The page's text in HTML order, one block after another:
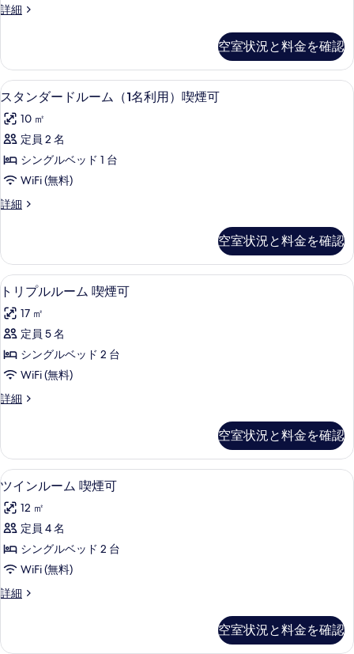
る
真
示
す
る
ー
（2
名
利
用）
喫
煙
可
の
て
の
写
真
を
表
す
詳細
ス
ー
ド
ル
ム
（2
利
用）
煙
細
空室状況と料金を確認
ス
タ
ン
ダ
ー
ル
ム
（1
名
利
用）
喫
煙
可
べ
て
の
写
真
を
示
る
デスク、遮光カーテン、WiFi (無料)
1
スタンダードルーム（1名利用）喫煙可
10 ㎡
定員 2 名
シングルベッド 1 台
WiFi (無料)
詳細
ス
ー
ド
ル
ム
（1
利
用）
煙
細
空室状況と料金を確認
ト
リ
プ
ル
ル
ム
煙
可
の
す
べ
て
の
写
デスク、遮光カーテン、WiFi (無料)
1
トリプルルーム 喫煙可
17 ㎡
定員 5 名
シングルベッド 2 台
WiFi (無料)
詳細
ト
ル
ー
ム
煙
可
詳
細
空室状況と料金を確認
ツ
イ
ン
ル
ー
喫
可
デスク、遮光カーテン、WiFi (無料)
1
ツインルーム 喫煙可
12 ㎡
定員 4 名
シングルベッド 2 台
WiFi (無料)
詳細
ツ
ー
空室状況と料金を確認